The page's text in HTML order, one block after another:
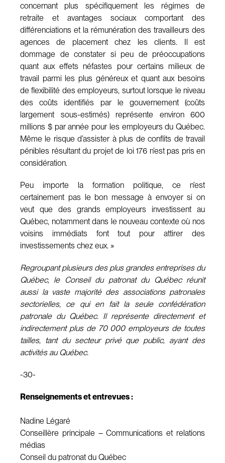
concernant plus spécifiquement les régimes de
retraite et avantages sociaux comportant des
différenciations et la rémunération des travailleurs des
agences de placement chez les clients. Il est
dommage de constater si peu de préoccupations
quant aux effets néfastes pour certains milieux de
travail parmi les plus généreux et quant aux besoins
de flexibilité des employeurs, surtout lorsque le niveau
des coûts identifiés par le gouvernement (coûts
largement sous-estimés) représente environ 600
millions $ par année pour les employeurs du Québec.
Même le risque d’assister à plus de conflits de travail
pénibles résultant du projet de loi 176 n’est pas pris en
considération.
Peu importe la formation politique, ce n’est
certainement pas le bon message à envoyer si on
veut que des grands employeurs investissent au
Québec, notamment dans le nouveau contexte où nos
voisins immédiats font tout pour attirer des
investissements chez eux. »
Regroupant plusieurs des plus grandes entreprises du
Québec, le Conseil du patronat du Québec réunit
aussi la vaste majorité des associations patronales
sectorielles, ce qui en fait la seule confédération
patronale du Québec. Il représente directement et
indirectement plus de 70 000 employeurs de toutes
tailles, tant du secteur privé que public, ayant des
activités au Québec.
-30-
Renseignements et entrevues :
Nadine Légaré
Conseillère principale – Communications et relations
médias
Conseil du patronat du Québec